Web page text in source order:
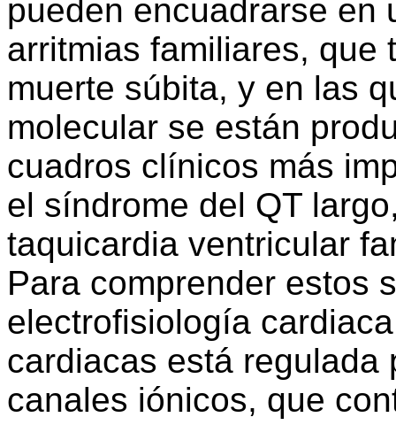
pueden encuadrarse en
arritmias familiares, que
muerte súbita, y en las
molecular se están
cuadros clínicos más
el síndrome del QT
taquicardia ventricular
Para comprender estos
electrofisiología
cardiacas está
canales iónicos, que